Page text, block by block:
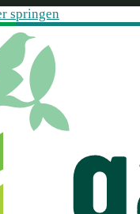
springen